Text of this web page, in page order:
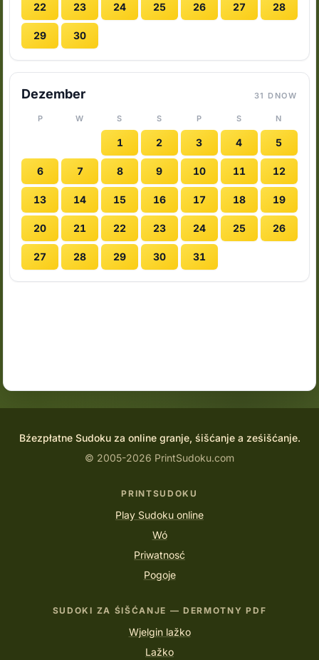
22 23 24 25 26 27 28
29 30
Dezember 31 DNOW
P W S S P S N
1 2 3 4 5
6 7 8 9 10 11 12
13 14 15 16 17 18 19
20 21 22 23 24 25 26
27 28 29 30 31
Bźezpłatne Sudoku za online granje, śišćanje a ześišćanje.
© 2005-2026 PrintSudoku.com
PRINTSUDOKU
Play Sudoku online
Wó
Priwatnosć
Pogoje
SUDOKI ZA ŚIŠĆANJE — DERMOTNY PDF
Wjelgin lažko
Lažko